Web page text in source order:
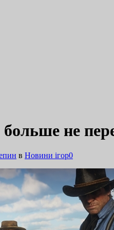
не
в Новини ігор0